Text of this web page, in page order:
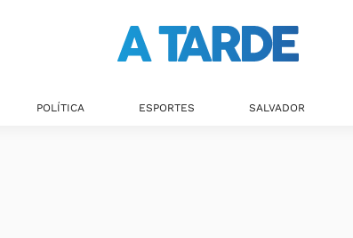
POLÍTICA ESPORTES SALVADOR